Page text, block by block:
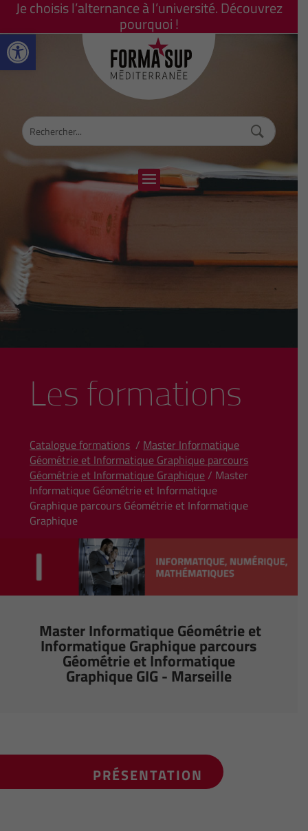
Ouvrir la barre d’outils
Je choisis l’alternance à l’université. Découvrez
pourquoi !
Les formations
Catalogue formations / Master Informatique
Géométrie et Informatique Graphique parcours
Géométrie et Informatique Graphique/ Master
Informatique Géométrie et Informatique
Graphique parcours Géométrie et Informatique
Graphique
Master Informatique Géométrie et
Informatique Graphique parcours
Géométrie et Informatique
Graphique GIG - Marseille
PRÉSENTATION